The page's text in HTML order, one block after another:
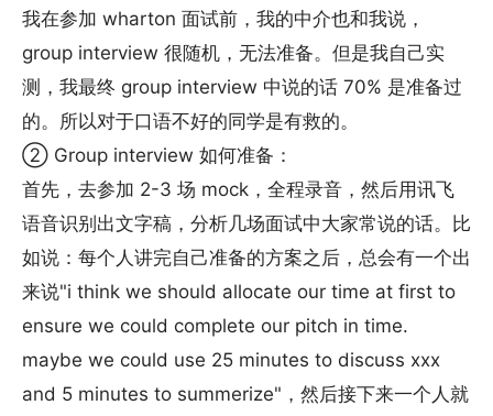
我在参加 wharton 面试前，我的中介也和我说，
group interview 很随机，无法准备。但是我自己实
测，我最终 group interview 中说的话 70% 是准备过
的。所以对于口语不好的同学是有救的。
② Group interview 如何准备：
首先，去参加 2-3 场 mock，全程录音，然后用讯飞
语音识别出文字稿，分析几场面试中大家常说的话。比
如说：每个人讲完自己准备的方案之后，总会有一个出
来说"i think we should allocate our time at first to
ensure we could complete our pitch in time.
maybe we could use 25 minutes to discuss xxx
and 5 minutes to summerize"，然后接下来一个人就